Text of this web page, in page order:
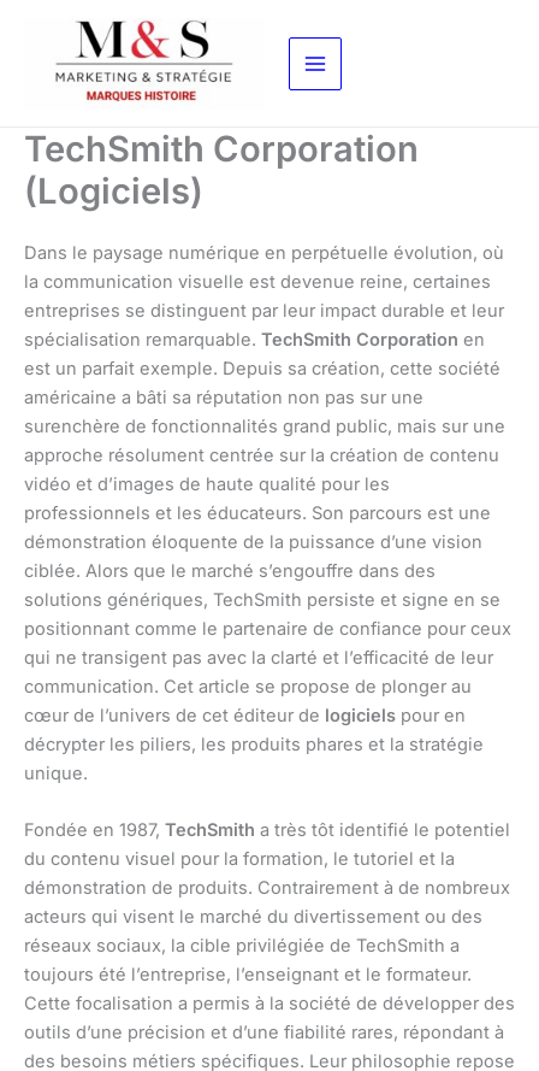
contenu
TechSmith Corporation
(Logiciels)
Dans le paysage numérique en perpétuelle évolution, où
la communication visuelle est devenue reine, certaines
entreprises se distinguent par leur impact durable et leur
spécialisation remarquable. TechSmith Corporation en
est un parfait exemple. Depuis sa création, cette société
américaine a bâti sa réputation non pas sur une
surenchère de fonctionnalités grand public, mais sur une
approche résolument centrée sur la création de contenu
vidéo et d’images de haute qualité pour les
professionnels et les éducateurs. Son parcours est une
démonstration éloquente de la puissance d’une vision
ciblée. Alors que le marché s’engouffre dans des
solutions génériques, TechSmith persiste et signe en se
positionnant comme le partenaire de confiance pour ceux
qui ne transigent pas avec la clarté et l’efficacité de leur
communication. Cet article se propose de plonger au
cœur de l’univers de cet éditeur de logiciels pour en
décrypter les piliers, les produits phares et la stratégie
unique.
Fondée en 1987, TechSmith a très tôt identifié le potentiel
du contenu visuel pour la formation, le tutoriel et la
démonstration de produits. Contrairement à de nombreux
acteurs qui visent le marché du divertissement ou des
réseaux sociaux, la cible privilégiée de TechSmith a
toujours été l’entreprise, l’enseignant et le formateur.
Cette focalisation a permis à la société de développer des
outils d’une précision et d’une fiabilité rares, répondant à
des besoins métiers spécifiques. Leur philosophie repose